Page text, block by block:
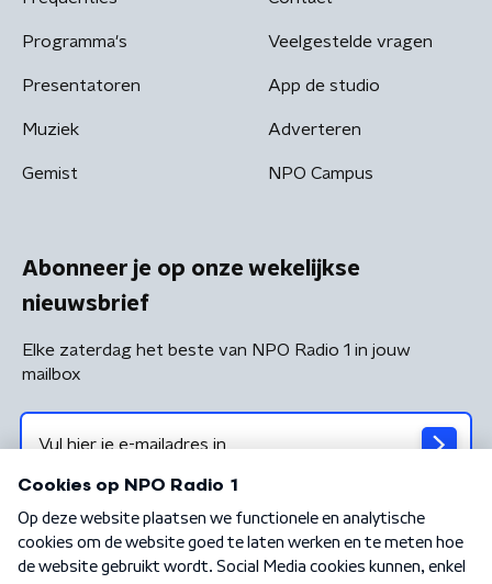
Programma's
Presentatoren
Muziek
Gemist
Veelgestelde vragen
App de studio
Adverteren
NPO Campus
Abonneer je op onze wekelijkse
nieuwsbrief
Elke zaterdag het beste van NPO Radio 1 in jouw
mailbox
Algemene voorwaarden